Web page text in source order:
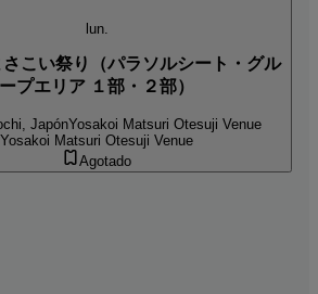
lun.
こい祭り（パラソルシート・グル
ープエリア １部・２部）
JapónYosakoi Matsuri Otesuji Venue
Yosakoi Matsuri Otesuji Venue
Agotado